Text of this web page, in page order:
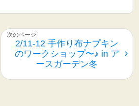
2/11-12 手作り布ナプキン
のワークショップ〜♪ in ア
ースガーデン冬